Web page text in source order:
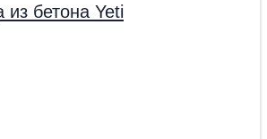
бетона Yeti